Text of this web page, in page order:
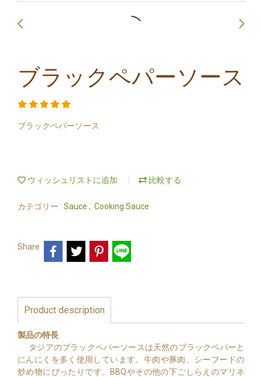
ブラックペパーソース
ブラックペパーソース
ウィッシュリストに追加 比較する
カテゴリー : Sauce , Cooking Sauce
Share
Product description
製品の特長
タジアのブラックペパーソースは天然のブラックペパーと
にんにくを多く使用しています。牛肉や豚肉、シーフードの
炒め物にぴったりです。BBQやその他の下ごしらえのマリネ